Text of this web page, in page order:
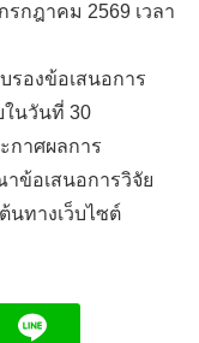
กฎาคม 2569 เวลา
รองข้อเสนอการ
ในวันที่ 30
กาศผลการ
ข้อเสนอการวิจัย
นทางเว็บไซต์